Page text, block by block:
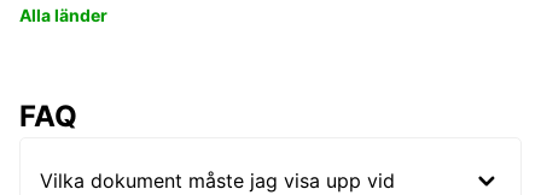
Alla länder
FAQ
Vilka dokument måste jag visa upp vid